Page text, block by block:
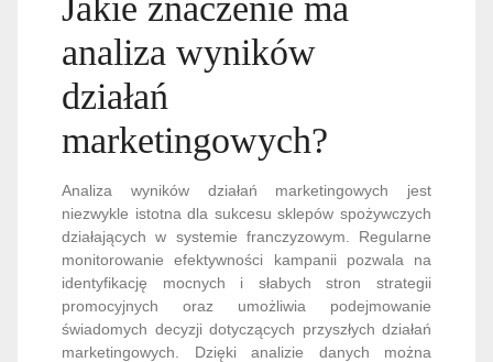
analiza wyników
działań
marketingowych?
Analiza wyników działań marketingowych jest
niezwykle istotna dla sukcesu sklepów spożywczych
działających w systemie franczyzowym. Regularne
monitorowanie efektywności kampanii pozwala na
identyfikację mocnych i słabych stron strategii
promocyjnych oraz umożliwia podejmowanie
świadomych decyzji dotyczących przyszłych działań
marketingowych. Dzięki analizie danych można